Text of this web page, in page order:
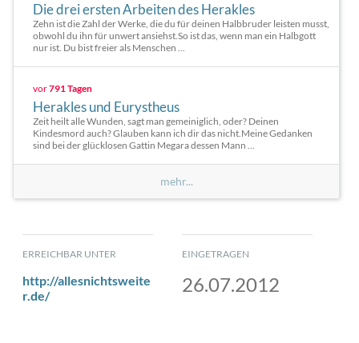
Die drei ersten Arbeiten des Herakles
Zehn ist die Zahl der Werke, die du für deinen Halbbruder leisten musst,
obwohl du ihn für unwert ansiehst.So ist das, wenn man ein Halbgott
nur ist. Du bist freier als Menschen ...
vor791 Tagen
Herakles und Eurystheus
Zeit heilt alle Wunden, sagt man gemeiniglich, oder? Deinen
Kindesmord auch? Glauben kann ich dir das nicht.Meine Gedanken
sind bei der glücklosen Gattin Megara dessen Mann ...
mehr...
ERREICHBAR UNTER
http://allesnichtsweite
r.de/
EINGETRAGEN
26.07.2012